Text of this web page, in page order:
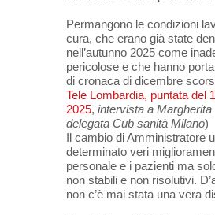
Permangono le condizioni
cura, che erano già state
nell’autunno 2025 come
pericolose e che hanno
di cronaca di dicembre
Tele Lombardia, puntata del
2025, intervista a Margherita
delegata Cub sanità Milano)
Il cambio di Amministratore
determinato veri
personale e i pazienti ma
non stabili e non risolutivi.
non c’è mai stata una vera